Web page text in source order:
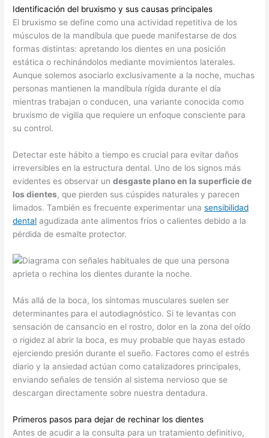
Identificación del bruxismo y sus causas principales
El bruxismo se define como una actividad repetitiva de los
músculos de la mandíbula que puede manifestarse de dos
formas distintas: apretando los dientes en una posición
estática o rechinándolos mediante movimientos laterales.
Aunque solemos asociarlo exclusivamente a la noche, muchas
personas mantienen la mandíbula rígida durante el día
mientras trabajan o conducen, una variante conocida como
bruxismo de vigilia que requiere un enfoque consciente para
su control.
Detectar este hábito a tiempo es crucial para evitar daños
irreversibles en la estructura dental. Uno de los signos más
evidentes es observar undesgaste plano en la superficie de
los dientes, que pierden sus cúspides naturales y parecen
limados. También es frecuente experimentar unasensibilidad
dental agudizada ante alimentos fríos o calientes debido a la
pérdida de esmalte protector.
Más allá de la boca, los síntomas musculares suelen ser
determinantes para el autodiagnóstico. Si te levantas con
sensación de cansancio en el rostro, dolor en la zona del oído
o rigidez al abrir la boca, es muy probable que hayas estado
ejerciendo presión durante el sueño. Factores como el estrés
diario y la ansiedad actúan como catalizadores principales,
enviando señales de tensión al sistema nervioso que se
descargan directamente sobre nuestra dentadura.
Primeros pasos para dejar de rechinar los dientes
Antes de acudir a la consulta para un tratamiento definitivo,